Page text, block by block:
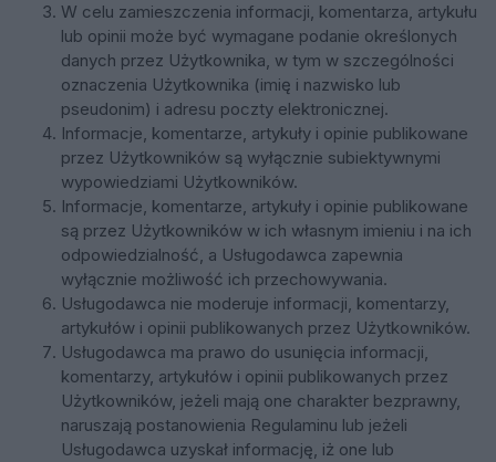
W celu zamieszczenia informacji, komentarza, artykułu
lub opinii może być wymagane podanie określonych
danych przez Użytkownika, w tym w szczególności
oznaczenia Użytkownika (imię i nazwisko lub
pseudonim) i adresu poczty elektronicznej.
Informacje, komentarze, artykuły i opinie publikowane
przez Użytkowników są wyłącznie subiektywnymi
wypowiedziami Użytkowników.
Informacje, komentarze, artykuły i opinie publikowane
są przez Użytkowników w ich własnym imieniu i na ich
odpowiedzialność, a Usługodawca zapewnia
wyłącznie możliwość ich przechowywania.
Usługodawca nie moderuje informacji, komentarzy,
artykułów i opinii publikowanych przez Użytkowników.
Usługodawca ma prawo do usunięcia informacji,
komentarzy, artykułów i opinii publikowanych przez
Użytkowników, jeżeli mają one charakter bezprawny,
naruszają postanowienia Regulaminu lub jeżeli
Usługodawca uzyskał informację, iż one lub